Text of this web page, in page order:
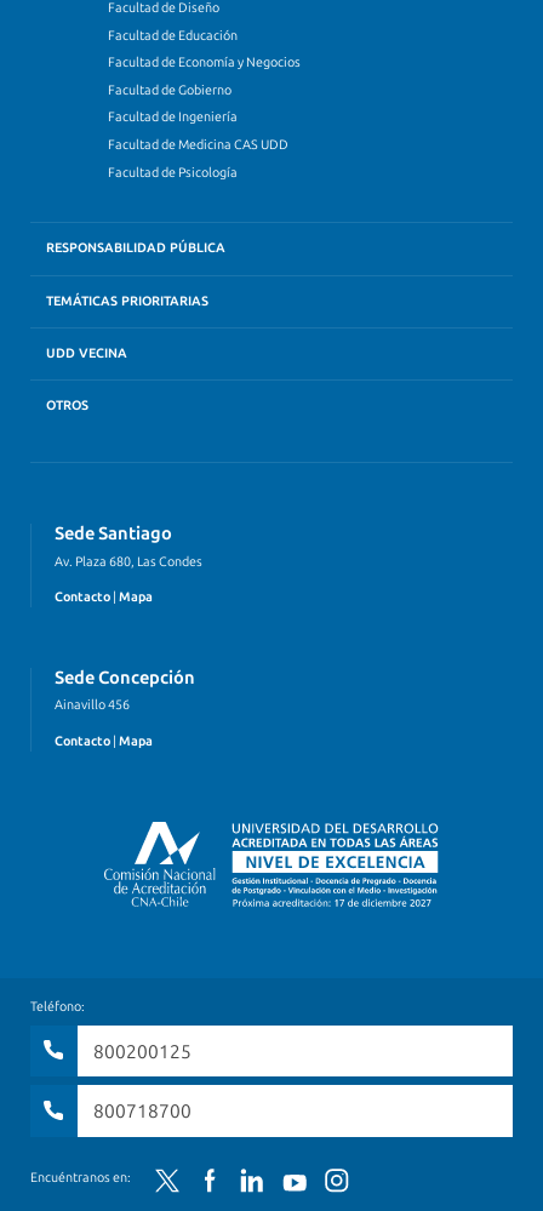
Facultad de Diseño
Facultad de Educación
Facultad de Economía y Negocios
Facultad de Gobierno
Facultad de Ingeniería
Facultad de Medicina CAS UDD
Facultad de Psicología
RESPONSABILIDAD PÚBLICA
TEMÁTICAS PRIORITARIAS
UDD VECINA
OTROS
Sede Santiago
Av. Plaza 680, Las Condes
Contacto | Mapa
Sede Concepción
Ainavillo 456
Contacto | Mapa
Teléfono:
800200125
800718700
Encuéntranos en: Twitter FacebookLinkedInYouTubeInstagram